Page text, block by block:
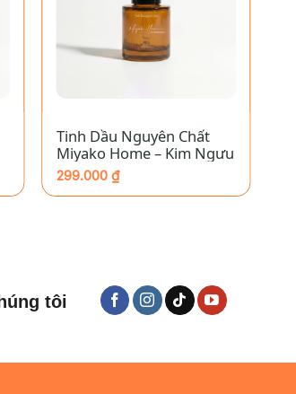
Tinh Dầu Nguyên Chất
Miyako Home – Kim Ngưu
299.000 ₫
tôi